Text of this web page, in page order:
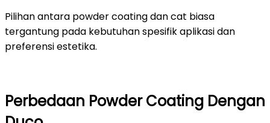
Pilihan antara powder coating dan cat biasa
tergantung pada kebutuhan spesifik aplikasi dan
preferensi estetika.
Perbedaan Powder Coating Dengan